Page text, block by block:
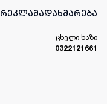
რეკლამადახმარება
ცხელი ხაზი
0322121661